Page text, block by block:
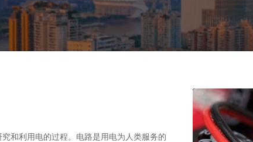
和利用电的过程。电路是用电为人类服务的